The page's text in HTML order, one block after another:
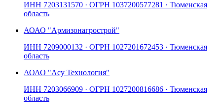
ИНН 7203131570 · ОГРН 1037200577281 · Тюменская
область
АОАО "Армизонагрострой"
ИНН 7209000132 · ОГРН 1027201672453 · Тюменская
область
АОАО "Асу Технология"
ИНН 7203066909 · ОГРН 1027200816686 · Тюменская
область